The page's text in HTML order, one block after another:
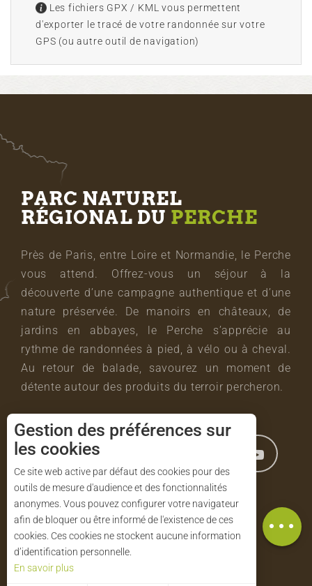
Télécharger
Les fichiers GPX / KML vous permettent
d'exporter le tracé de votre randonnée sur votre
GPS (ou autre outil de navigation)
PARC NATUREL
RÉGIONAL DU PERCHE
Près de Paris, entre Loire et Normandie, le Perche
vous attend. Offrez-vous un séjour à la
découverte d’une campagne authentique et d’une
nature préservée. De manoirs en châteaux, de
jardins en abbayes, le Perche s’apprécie au
rythme de randonnées à pied, à vélo ou à cheval.
Au retour de balade, savourez un moment de
détente autour des produits du terroir percheron.
Le parc en images !
footer_right_col
+33 (0)2 33 85 36 36
Gestion des préférences sur
les cookies
Ce site web active par défaut des cookies pour des
outils de mesure d'audience et des fonctionnalités
anonymes. Vous pouvez configurer votre navigateur
afin de bloquer ou être informé de l'existence de ces
cookies. Ces cookies ne stockent aucune information
d’identification personnelle.
En savoir plus